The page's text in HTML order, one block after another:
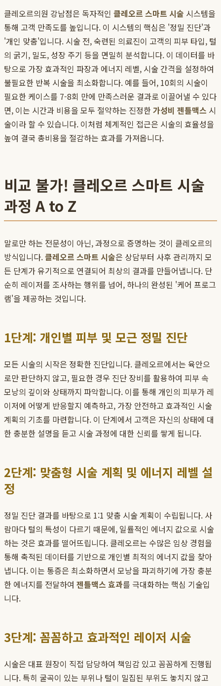
클레오르의원 강남점은 독자적인 클레오르 스마트 시술 시스템을
통해 고객 만족도를 높입니다. 이 시스템의 핵심은 '정밀 진단'과
'개인 맞춤'입니다. 시술 전, 숙련된 의료진이 고객의 피부 타입, 털
의 굵기, 밀도, 성장 주기 등을 면밀히 분석합니다. 이 데이터를 바
탕으로 가장 효과적인 파장과 에너지 레벨, 시술 간격을 설정하여
불필요한 반복 시술을 최소화합니다. 예를 들어, 10회의 시술이
필요한 케이스를 7-8회 만에 만족스러운 결과로 이끌어낼 수 있다
면, 이는 시간과 비용을 모두 절약하는 진정한가성비 젠틀맥스 시
술이라 할 수 있습니다. 이처럼 체계적인 접근은 시술의 효율성을
높여 결국 총비용을 절감하는 효과를 가져옵니다.
비교 불가! 클레오르 스마트 시술
과정 A to Z
말로만 하는 전문성이 아닌, 과정으로 증명하는 것이 클레오르의
방식입니다.클레오르 스마트 시술은 상담부터 사후 관리까지 모
든 단계가 유기적으로 연결되어 최상의 결과를 만들어냅니다. 단
순히 레이저를 조사하는 행위를 넘어, 하나의 완성된 '케어 프로그
램'을 제공하는 것입니다.
1단계: 개인별 피부 및 모근 정밀 진단
모든 시술의 시작은 정확한 진단입니다. 클레오르에서는 육안으
로만 판단하지 않고, 필요한 경우 진단 장비를 활용하여 피부 속
모낭의 깊이와 상태까지 파악합니다. 이를 통해 개인의 피부가 레
이저에 어떻게 반응할지 예측하고, 가장 안전하고 효과적인 시술
계획의 기초를 마련합니다. 이 단계에서 고객은 자신의 상태에 대
한 충분한 설명을 듣고 시술 과정에 대한 신뢰를 쌓게 됩니다.
2단계: 맞춤형 시술 계획 및 에너지 레벨 설
정
정밀 진단 결과를 바탕으로 1:1 맞춤 시술 계획이 수립됩니다. 사
람마다 털의 특성이 다르기 때문에, 일률적인 에너지 값으로 시술
하는 것은 효과를 떨어뜨립니다. 클레오르는 수많은 임상 경험을
통해 축적된 데이터를 기반으로 개인별 최적의 에너지 값을 찾아
냅니다. 이는 통증은 최소화하면서 모낭을 파괴하기에 가장 충분
한 에너지를 전달하여 젠틀맥스 효과를 극대화하는 핵심 기술입
니다.
3단계: 꼼꼼하고 효과적인 레이저 시술
시술은 대표 원장이 직접 담당하여 책임감 있고 꼼꼼하게 진행됩
니다. 특히 굴곡이 있는 부위나 털이 밀집된 부위도 놓치지 않고